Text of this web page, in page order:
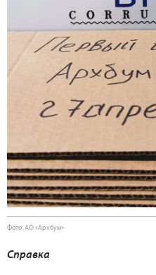
Фото: АО «Архбум»
Справка